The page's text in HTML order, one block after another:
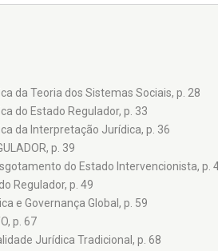
da Teoria dos Sistemas Sociais, p. 28
do Estado Regulador, p. 33
da Interpretação Jurídica, p. 36
p. 39
do Estado Intervencionista, p.
Regulador, p. 49
e Governança Global, p. 59
p. 67
Jurídica Tradicional, p. 68